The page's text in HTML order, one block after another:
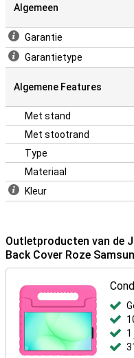
Algemeen
Garantie
Garantietype
Algemene Features
Met stand
Met stootrand
Type
Materiaal
Kleur
Outletproducten van de
Back Cover Roze